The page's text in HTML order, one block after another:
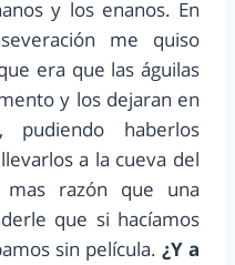
y los enanos. En
me quiso
era que las águilas
y los dejaran en
haberlos
a la cueva del
razón que una
que si hacíamos
sin película. ¿Y a